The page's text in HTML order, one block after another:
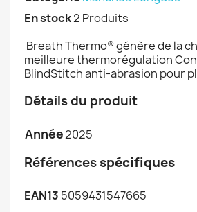
En stock2 Produits
Breath Thermo® génère de la
meilleure thermorégulation
BlindStitch anti-abrasion pour
Détails du produit
Année2025
Références spécifiques
EAN13 5059431547665